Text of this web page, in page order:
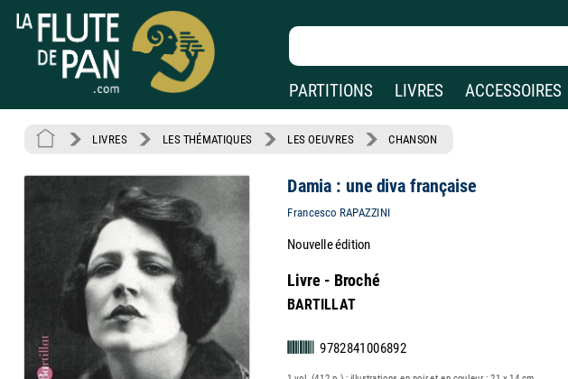
PARTITIONS LIVRES ACCESSOIRES
LIVRES LES THÉMATIQUES LES OEUVRES CHANSON
Damia : une diva française
Francesco RAPAZZINI
Nouvelle édition
Livre - Broché
BARTILLAT
9782841006892